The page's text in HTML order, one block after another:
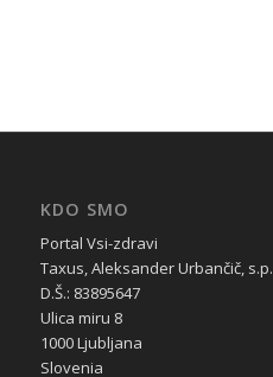
KDO SMO
Portal Vsi-zdravi
Taxus, Aleksander Urbančič, s.p.
D.Š.: 83895647
Ulica miru 8
1000 Ljubljana
Slovenia